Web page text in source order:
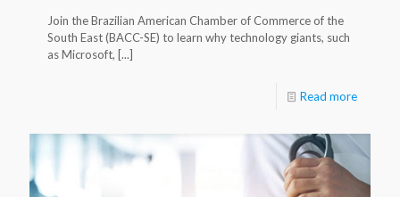
Join the Brazilian American Chamber of Commerce of the
South East (BACC-SE) to learn why technology giants, such
as Microsoft, [...]
Read more